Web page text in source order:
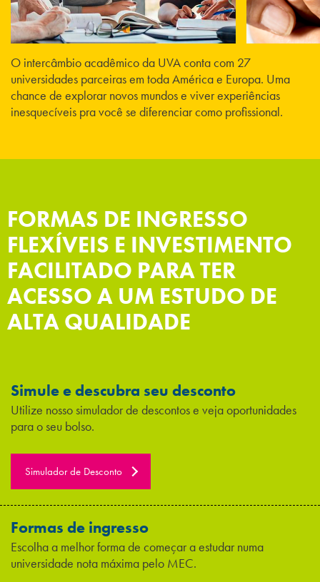
O intercâmbio acadêmico da UVA conta com 27
universidades parceiras em toda América e Europa. Uma
chance de explorar novos mundos e viver experiências
inesquecíveis pra você se diferenciar como profissional.
FORMAS DE INGRESSO
FLEXÍVEIS E INVESTIMENTO
FACILITADO PARA TER
ACESSO A UM ESTUDO DE
ALTA QUALIDADE
Simule e descubra seu desconto
Utilize nosso simulador de descontos e veja oportunidades
para o seu bolso.
Simulador de Desconto
Formas de ingresso
Escolha a melhor forma de começar a estudar numa
universidade nota máxima pelo MEC.